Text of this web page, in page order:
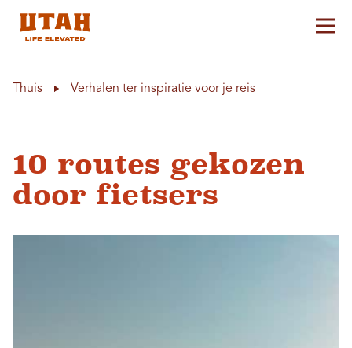
Thuis Verhalen ter inspiratie voor je reis
10 routes gekozen
door fietsers